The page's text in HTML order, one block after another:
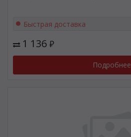
Быстрая доставка
1 136 ₽
Подробнее